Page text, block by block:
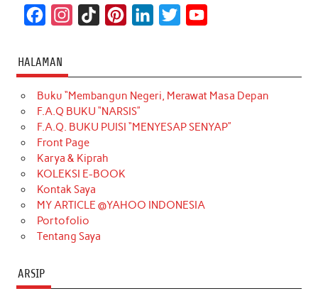
c
e
b
o
o
k
t
a
g
r
a
m
T
o
k
t
e
r
k
e
d
t
t
e
T
u
b
HALAMAN
Buku “Membangun Negeri, Merawat Masa Depan
F.A.Q BUKU “NARSIS”
F.A.Q. BUKU PUISI “MENYESAP SENYAP”
Front Page
Karya & Kiprah
KOLEKSI E-BOOK
Kontak Saya
MY ARTICLE @YAHOO INDONESIA
Portofolio
Tentang Saya
ARSIP